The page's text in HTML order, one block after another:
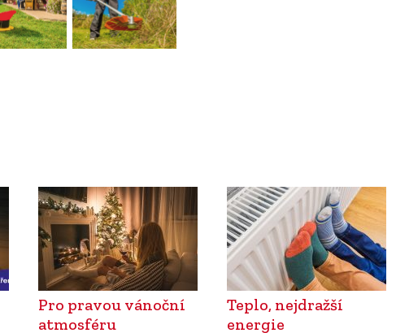
Pro pravou vánoční
atmosféru
Teplo, nejdražší
energie